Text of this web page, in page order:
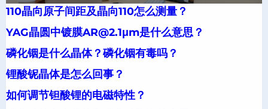
110晶向原子间距及晶向110怎么测量？
YAG晶圆中镀膜AR@2.1μm是什么意思？
磷化铟是什么晶体？磷化铟有毒吗？
锂酸铌晶体是怎么回事？
如何调节钽酸锂的电磁特性？